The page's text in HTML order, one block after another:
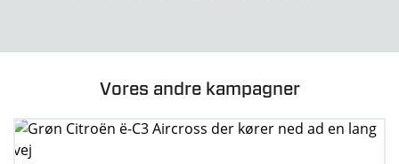
Vores andre kampagner